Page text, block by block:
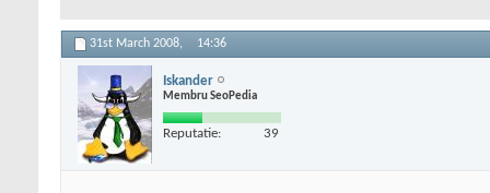
31st March 2008, 14:36
Iskander
Membru SeoPedia
Reputatie: 39